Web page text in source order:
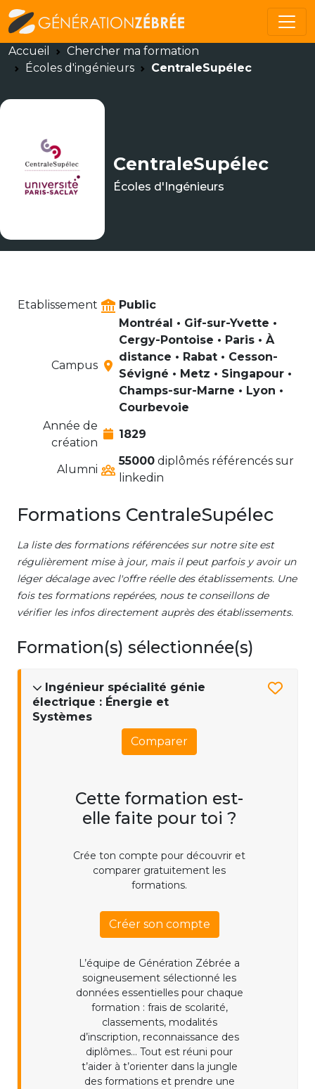
Accueil
Chercher ma formation
Écoles d'ingénieurs
CentraleSupélec
CentraleSupélec
Écoles d'Ingénieurs
Etablissement Public
Campus
Montréal • Gif-sur-Yvette •
Cergy-Pontoise • Paris • À
distance • Rabat • Cesson-
Sévigné • Metz • Singapour •
Champs-sur-Marne • Lyon •
Courbevoie
Année de
création
1829
Alumni
55000 diplômés référencés sur
linkedin
Formations CentraleSupélec
La liste des formations référencées sur notre site est
régulièrement mise à jour, mais il peut parfois y avoir un
léger décalage avec l'offre réelle des établissements. Une
fois tes formations repérées, nous te conseillons de
vérifier les infos directement auprès des établissements.
Formation(s) sélectionnée(s)
Ingénieur spécialité génie
électrique : Énergie et
Systèmes
Comparer
Cette formation est-
elle faite pour toi ?
Crée ton compte pour découvrir et
comparer gratuitement les
formations.
Créer son compte
L’équipe de Génération Zébrée a
soigneusement sélectionné les
données essentielles pour chaque
formation : frais de scolarité,
classements, modalités
d’inscription, reconnaissance des
diplômes... Tout est réuni pour
t’aider à t’orienter dans la jungle
des formations et prendre une